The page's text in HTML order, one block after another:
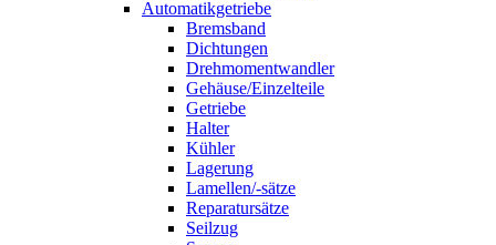
Automatikgetriebe
Bremsband
Dichtungen
Drehmomentwandler
Gehäuse/Einzelteile
Getriebe
Halter
Kühler
Lagerung
Lamellen/-sätze
Reparatursätze
Seilzug